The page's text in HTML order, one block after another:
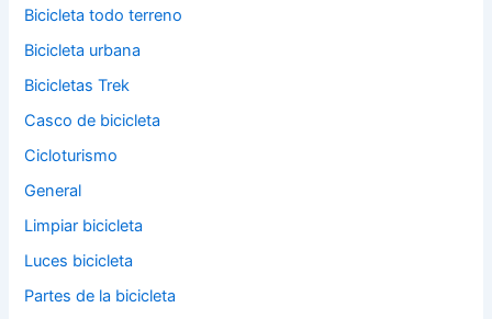
Bicicleta todo terreno
Bicicleta urbana
Bicicletas Trek
Casco de bicicleta
Cicloturismo
General
Limpiar bicicleta
Luces bicicleta
Partes de la bicicleta